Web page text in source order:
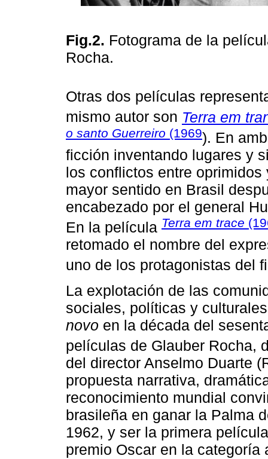
Fig.2. Fotograma de la
Rocha.
Otras dos películas
mismo autor son Terra em
o santo Guerreiro (1969). En
ficción inventando lugares y
los conflictos entre
mayor sentido en Brasil
encabezado por el general
En la película Terra em trace
retomado el nombre del
uno de los protagonistas del
La explotación de las
sociales, políticas y
novo en la década del
películas de Glauber Rocha,
del director Anselmo Duarte
propuesta narrativa,
reconocimiento mundial
brasileña en ganar la Palma
1962, y ser la primera
premio Oscar en la